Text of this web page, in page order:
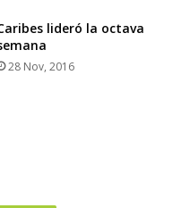
lideró la octava
28 Nov, 2016